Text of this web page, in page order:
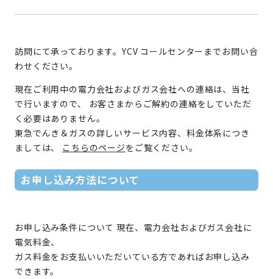
訪問にて承っております。YCV コールセンターまでお問い合
わせください。
現在ご利用中の電力会社およびガス会社への連絡は、当社
で行いますので、 お客さまからご解約の連絡をしていただ
く必要はありません。
東急でんき＆ガスの詳しいサービス内容、料金体系につき
ましては、 こちらのページをご覧ください。
お申し込み方法について
お申し込み条件について 現在、電力会社およびガス会社に
電気料金、
ガス料金をお支払いいただいている方であればお申し込み
できます。